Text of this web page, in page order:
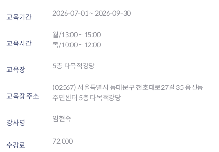
교육기간 2026-07-01 ~ 2026-09-30
교육시간
월/13:00 ~ 15:00
목/10:00 ~ 12:00
교육장 5층 다목적강당
교육장 주소
(02567) 서울특별시 동대문구 천호대로27길 35 용신동
주민센터 5층 다목적강당
강사명 임현숙
수강료 72,000